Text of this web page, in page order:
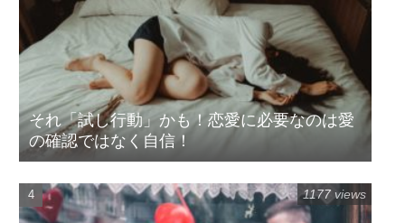
それ「試し行動」かも！恋愛に必要なのは愛
の確認ではなく自信！
1177 views